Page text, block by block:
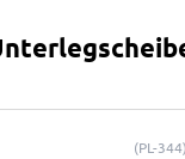
(PL-344)